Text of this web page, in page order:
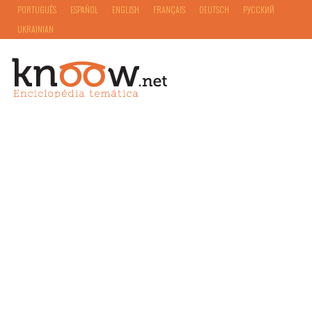
PORTUGUÊS ESPAÑOL ENGLISH FRANÇAIS DEUTSCH
РУССКИЙ
UKRAINIAN